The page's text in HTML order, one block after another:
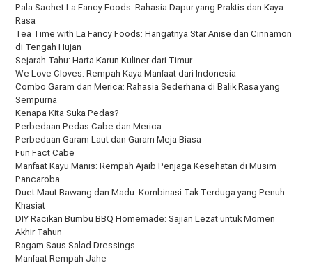
Pala Sachet La Fancy Foods: Rahasia Dapur yang Praktis dan Kaya
Rasa
Tea Time with La Fancy Foods: Hangatnya Star Anise dan Cinnamon
di Tengah Hujan
Sejarah Tahu: Harta Karun Kuliner dari Timur
We Love Cloves: Rempah Kaya Manfaat dari Indonesia
Combo Garam dan Merica: Rahasia Sederhana di Balik Rasa yang
Sempurna
Kenapa Kita Suka Pedas?
Perbedaan Pedas Cabe dan Merica
Perbedaan Garam Laut dan Garam Meja Biasa
Fun Fact Cabe
Manfaat Kayu Manis: Rempah Ajaib Penjaga Kesehatan di Musim
Pancaroba
Duet Maut Bawang dan Madu: Kombinasi Tak Terduga yang Penuh
Khasiat
DIY Racikan Bumbu BBQ Homemade: Sajian Lezat untuk Momen
Akhir Tahun
Ragam Saus Salad Dressings
Manfaat Rempah Jahe